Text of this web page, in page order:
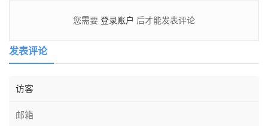
您需要 登录账户 后才能发表评论
发表评论